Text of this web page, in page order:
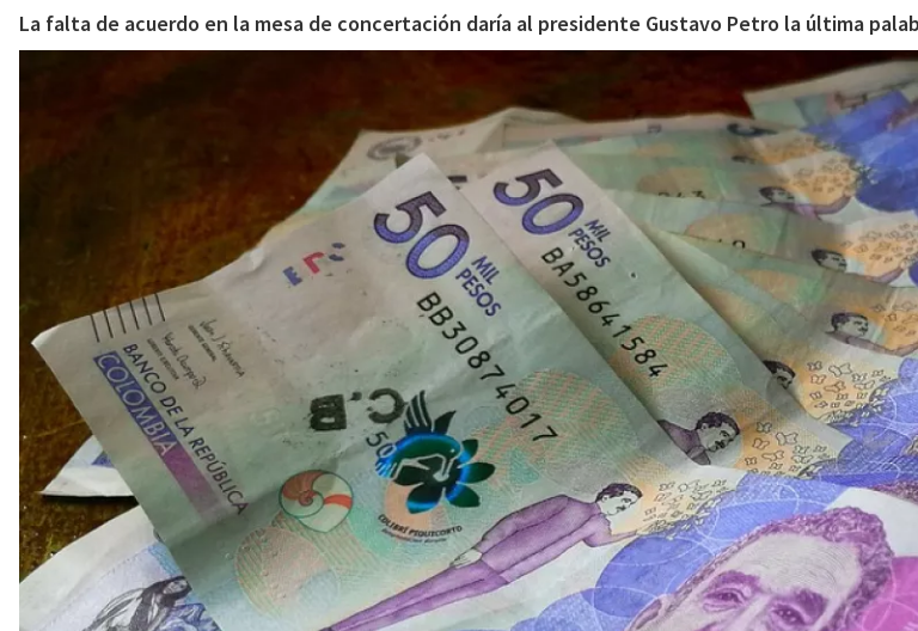
La falta de acuerdo en la mesa de concertación daría al presidente Gustavo Petro la última